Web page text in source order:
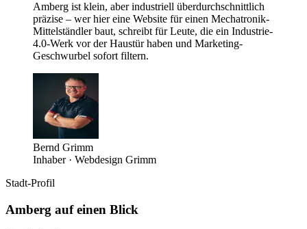
Amberg ist klein, aber industriell überdurchschnittlich
präzise – wer hier eine Website für einen Mechatronik-
Mittelständler baut, schreibt für Leute, die ein Industrie-
4.0-Werk vor der Haustür haben und Marketing-
Geschwurbel sofort filtern.
Bernd Grimm
Inhaber · Webdesign Grimm
Stadt-Profil
Amberg auf einen Blick